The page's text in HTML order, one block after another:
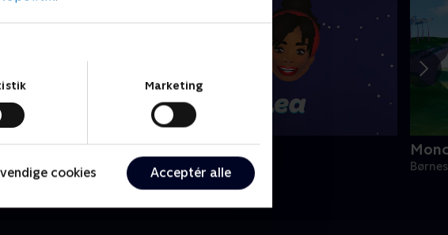
Marketing
cookies Acceptér alle
Olly & Lea
Børneserier • 1 sæsoner